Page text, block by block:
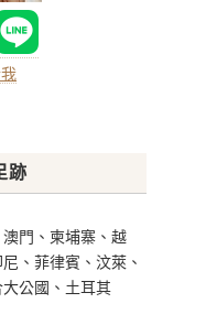
跡
門、柬埔寨、越
、菲律賓、汶萊、
公國、土耳其